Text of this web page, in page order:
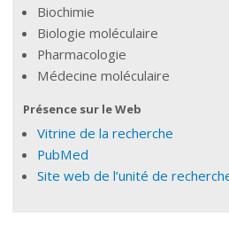
Biochimie
Biologie moléculaire
Pharmacologie
Médecine moléculaire
Présence sur le Web
Vitrine de la recherche
PubMed
Site web de l’unité de